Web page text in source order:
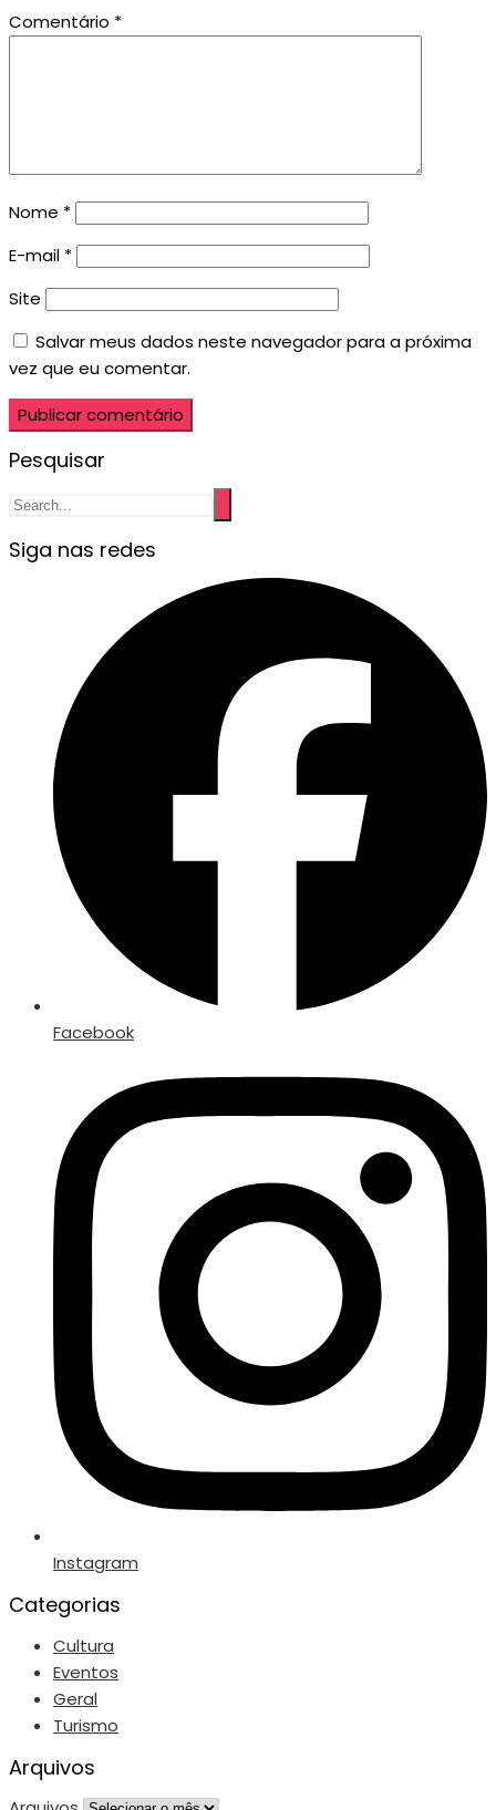
Comentário *
Nome *
E-mail *
Site
Salvar meus dados neste navegador para a próxima
vez que eu comentar.
Pesquisar
Siga nas redes
Facebook
Instagram
Categorias
Cultura
Eventos
Geral
Turismo
Arquivos